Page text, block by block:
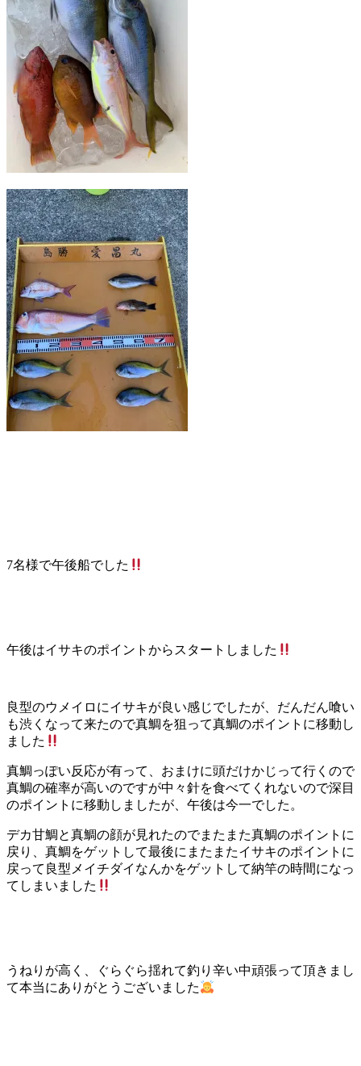
7名様で午後船でした
午後はイサキのポイントからスタートしました
良型のウメイロにイサキが良い感じでしたが、だんだん喰い
も渋くなって来たので真鯛を狙って真鯛のポイントに移動し
ました
真鯛っぽい反応が有って、おまけに頭だけかじって行くので
真鯛の確率が高いのですが中々針を食べてくれないので深目
のポイントに移動しましたが、午後は今一でした。
デカ甘鯛と真鯛の顔が見れたのでまたまた真鯛のポイントに
戻り、真鯛をゲットして最後にまたまたイサキのポイントに
戻って良型メイチダイなんかをゲットして納竿の時間になっ
てしまいました
うねりが高く、ぐらぐら揺れて釣り辛い中頑張って頂きまし
て本当にありがとうございました